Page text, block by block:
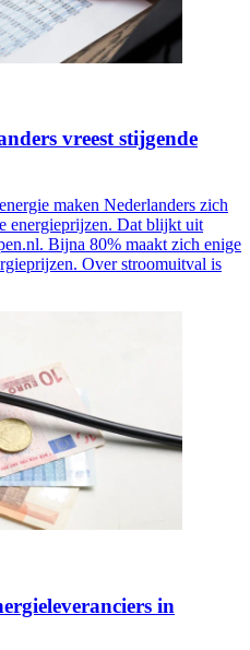
vreest stijgende
maken Nederlanders zich
energieprijzen. Dat blijkt uit
Bijna 80% maakt zich enige
Over stroomuitval is
in